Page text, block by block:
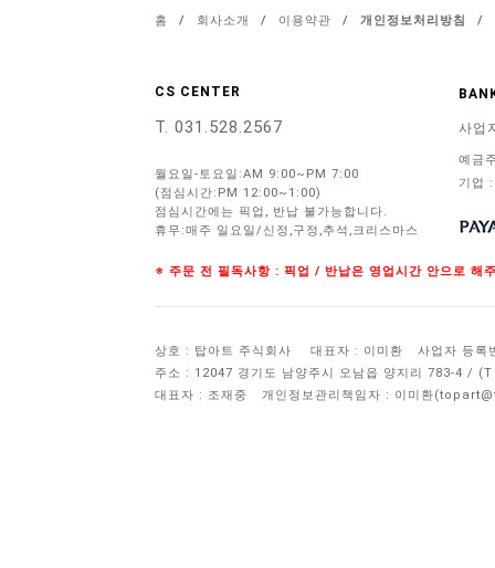
홈 / 회사소개 / 이용약관 / 개인정보처리방침 /
CS CENTER
T. 031.528.2567
월요일-토요일:AM 9:00~PM 7:00
(점심시간:PM 12:00~1:00)
점심시간에는 픽업, 반납 불가능합니다.
휴무:매주 일요일/신정,구정,추석,크리스마스
사업
예금
기업
※ 주문 전 필독사항 : 픽업 / 반납은 영업시간 안으로 해
상호 : 탑아트 주식회사 대표자 : 이미환
사업자 등록
주소 : 12047 경기도 남양주시 오남읍 양지리 783-4 /
대표자 : 조재중
개인정보관리책임자 : 이미환